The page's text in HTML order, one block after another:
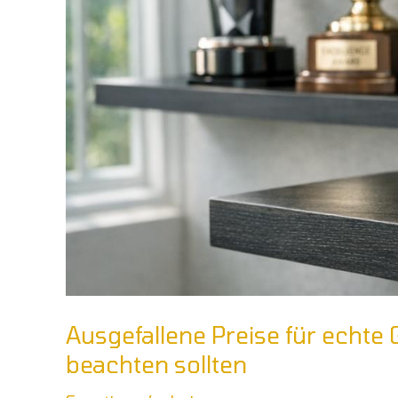
Ausgefallene Preise für echte
beachten sollten